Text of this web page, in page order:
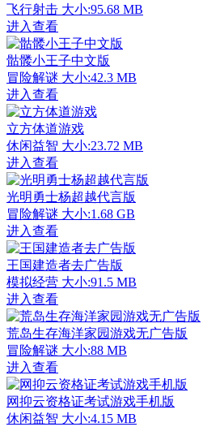
飞行射击 大小:95.68 MB
进入查看
骷髅小王子中文版
冒险解谜 大小:42.3 MB
进入查看
立方体道游戏
休闲益智 大小:23.72 MB
进入查看
光明勇士杨超越代言版
冒险解谜 大小:1.68 GB
进入查看
王国建造者去广告版
模拟经营 大小:91.5 MB
进入查看
荒岛生存海洋家园游戏无广告版
冒险解谜 大小:88 MB
进入查看
网抑云资格证考试游戏手机版
休闲益智 大小:4.15 MB